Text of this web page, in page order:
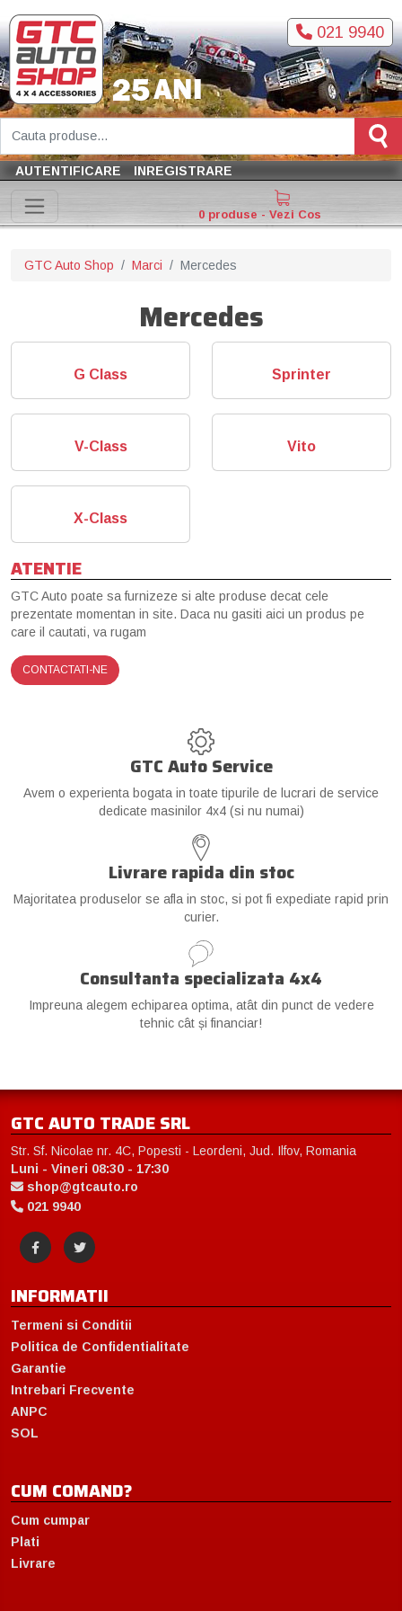
021 9940
AUTENTIFICARE INREGISTRARE
0 produse - Vezi Cos
GTC Auto Shop Marci Mercedes
Mercedes
G Class Sprinter
V-Class Vito
X-Class
ATENTIE
GTC Auto poate sa furnizeze si alte produse decat cele
prezentate momentan in site. Daca nu gasiti aici un produs pe
care il cautati, va rugam
CONTACTATI-NE
GTC Auto Service
Avem o experienta bogata in toate tipurile de lucrari de service
dedicate masinilor 4x4 (si nu numai)
Livrare rapida din stoc
Majoritatea produselor se afla in stoc, si pot fi expediate rapid prin
curier.
Consultanta specializata 4x4
Impreuna alegem echiparea optima, atât din punct de vedere
tehnic cât și financiar!
GTC AUTO TRADE SRL
Str. Sf. Nicolae nr. 4C, Popesti - Leordeni, Jud. Ilfov, Romania
Luni - Vineri 08:30 - 17:30
shop@gtcauto.ro
021 9940
INFORMATII
Termeni si Conditii
Politica de Confidentialitate
Garantie
Intrebari Frecvente
ANPC
SOL
CUM COMAND?
Cum cumpar
Plati
Livrare